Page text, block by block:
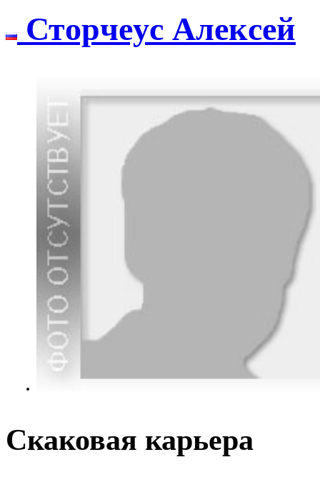
Стopчeуc Алeкceй
Скаковая карьера